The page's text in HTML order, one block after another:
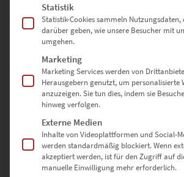
EZ00838 Green Tiger at Marktplatz
Enthält 19% Mwst.
Lieferzeit: ca. 10 Werktage
Dieses Produkt weist mehrere Varianten auf. Die Optionen können auf der Produktseite gewählt werden
Statistik
Statistik-Cookies sammeln Nutzungsdaten,
darüber geben, wie unsere Besucher mit
umgehen.
Marketing
Marketing Services werden von
Herausgebern genutzt, um personalisierte
anzuzeigen. Sie tun dies, indem sie
hinweg verfolgen.
Externe Medien
Inhalte von Videoplattformen und Social-
werden standardmäßig blockiert. Wenn
akzeptiert werden, ist für den Zugriff auf
manuelle Einwilligung mehr erforderlich.